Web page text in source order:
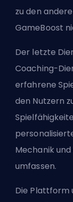
zu den
GameBoost
Der letzte
Coaching-
erfahrene
den Nutzern
Mechanik
umfassen.
Die Plattform